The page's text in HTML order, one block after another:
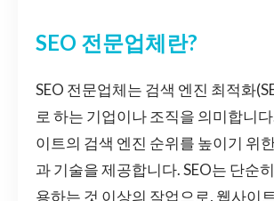
SEO 전문업체란?
SEO 전문업체는 검색 엔진 최적화
로 하는 기업이나 조직을 의미합니
이트의 검색 엔진 순위를 높이기 위
과 기술을 제공합니다. SEO는 단순
용하는 것 이상의 작업으로, 웹사이